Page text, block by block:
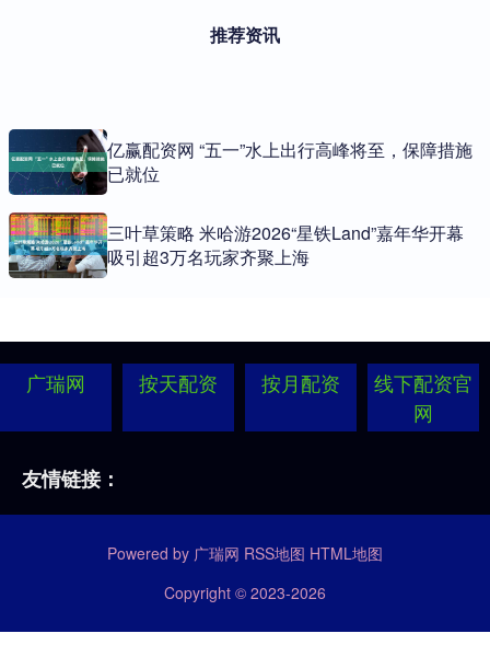
推荐资讯
亿赢配资网 “五一”水上出行高峰将至，保障措施
已就位
三叶草策略 米哈游2026“星铁Land”嘉年华开幕
吸引超3万名玩家齐聚上海
广瑞网 按天配资 按月配资
线下配资官
网
友情链接：
Powered by 广瑞网 RSS地图 HTML地图
Copyright © 2023-2026